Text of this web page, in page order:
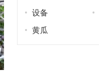
设备
黄瓜